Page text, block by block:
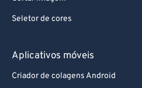
Seletor de cores
Aplicativos móveis
Criador de colagens Android